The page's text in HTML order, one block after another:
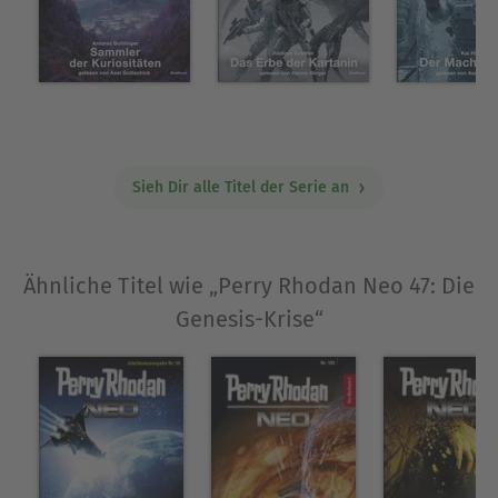
die "Normalen" beginnt ...
Über Christian Montillon
las er für die Verlage BLITZ und Zaubermond
Doktorarbeit in Germanistik begann er mit dem
Schreiben von Romanen. Coco Zamis, Dorian
Hunter, Jerry Cotton, Professor Zamorra, Maddrax,
Atlan und Perry Rhodan. Zurzeit arbeitet er an
neuen Romanen für Macabros und Larry Brent.
Ausblenden
Sieh Dir alle Titel der Serie an
Ähnliche Titel wie „Perry Rhodan Neo 47: Die
Genesis-Krise“